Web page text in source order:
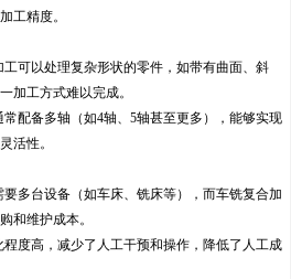
工精度。
可以处理复杂形状的零件，如带有曲面、斜
加工方式难以完成。
配备多轴（如4轴、5轴甚至更多），能够实现
活性。
多台设备（如车床、铣床等），而车铣复合加
和维护成本。
度高，减少了人工干预和操作，降低了人工成